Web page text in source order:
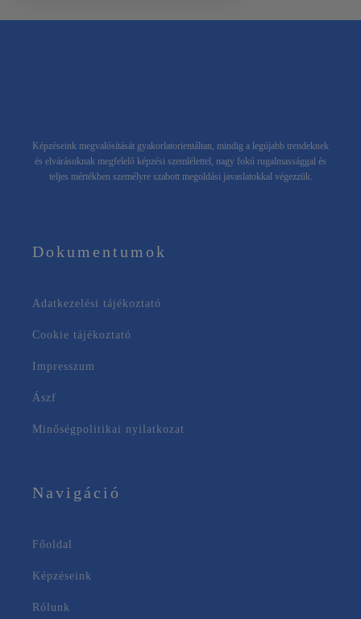
Képzéseink megvalósítását gyakorlatorientáltan, mindig a legújabb trendeknek
és elvárásoknak megfelelő képzési szemlélettel, nagy fokú rugalmassággal és
teljes mértékben személyre szabott megoldási javaslatokkal végezzük.
Dokumentumok
Adatkezelési tájékoztató
Cookie tájékoztató
Impresszum
Ászf
Minőségpolitikai nyilatkozat
Navigáció
Főoldal
Képzéseink
Rólunk